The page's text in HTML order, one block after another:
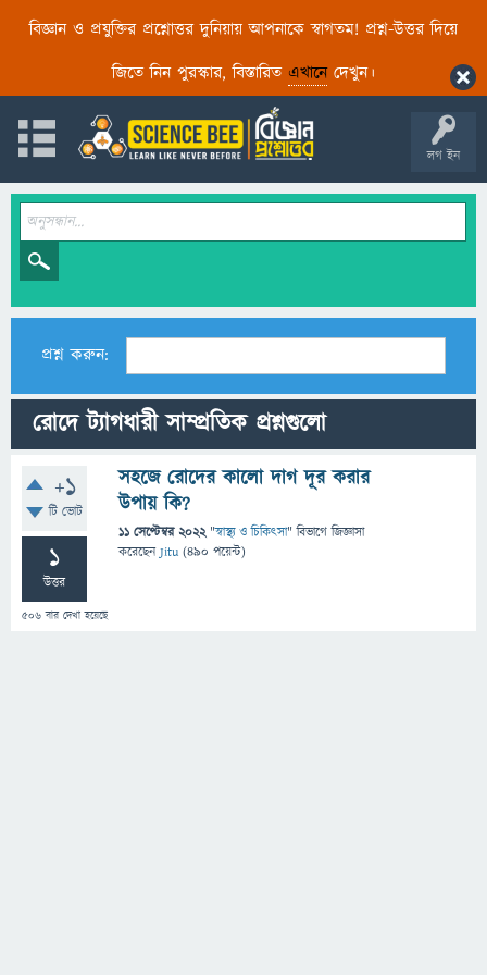
বিজ্ঞান ও প্রযুক্তির প্রশ্নোত্তর দুনিয়ায় আপনাকে স্বাগতম! প্রশ্ন-উত্তর দিয়ে
জিতে নিন পুরস্কার, বিস্তারিত এখানেদেখুন।
লগ ইন
প্রশ্ন করুন:
রোদে ট্যাগধারী সাম্প্রতিক প্রশ্নগুলো
+1
টি ভোট
1
উত্তর
506 বার দেখা হয়েছে
সহজে রোদের কালো দাগ দূর করার
উপায় কি?
11 সেপ্টেম্বর 2022 "স্বাস্থ্য ও চিকিৎসা" বিভাগে জিজ্ঞাসা
করেছেনJitu (490 পয়েন্ট)